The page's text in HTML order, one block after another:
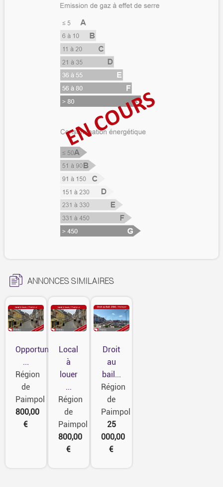
ANNONCES SIMILAIRES
Opportunité
...
Région
de
Paimpol
800,00
€
Local
à
louer
...
Région
de
Paimpol
800,00
€
Droit
au
bail...
Région
de
Paimpol
25
000,00
€